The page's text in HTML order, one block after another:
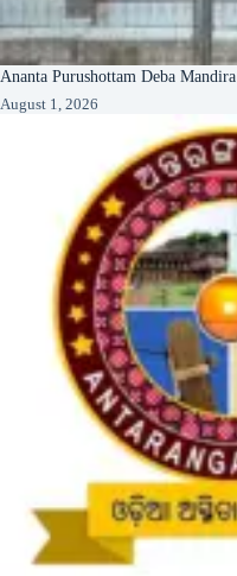
Ananta Purushottam Deba Mandira
August 1, 2026